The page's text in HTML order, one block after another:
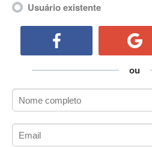
ActiveCollab
ActiveX
ActiveX Data Objects (ADO)
Ada
Adianti Framework
ADK
Administração
Administração de Artistas e Repertórios
Usuário existente
ou